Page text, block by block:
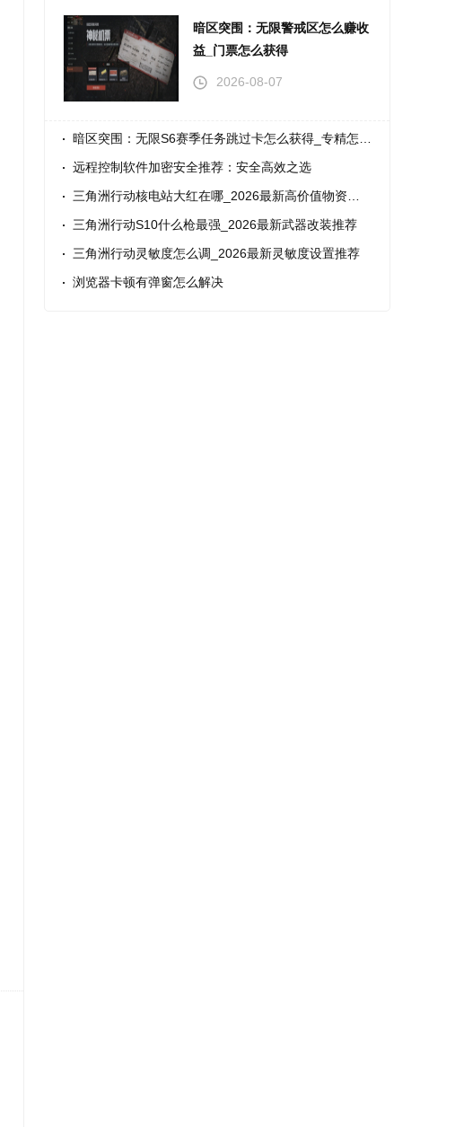
暗区突围：无限警戒区怎么赚收
益_门票怎么获得
2026-08-07
暗区突围：无限S6赛季任务跳过卡怎么获得_专精怎么洗点
远程控制软件加密安全推荐：安全高效之选
三角洲行动核电站大红在哪_2026最新高价值物资路线
三角洲行动S10什么枪最强_2026最新武器改装推荐
三角洲行动灵敏度怎么调_2026最新灵敏度设置推荐
浏览器卡顿有弹窗怎么解决